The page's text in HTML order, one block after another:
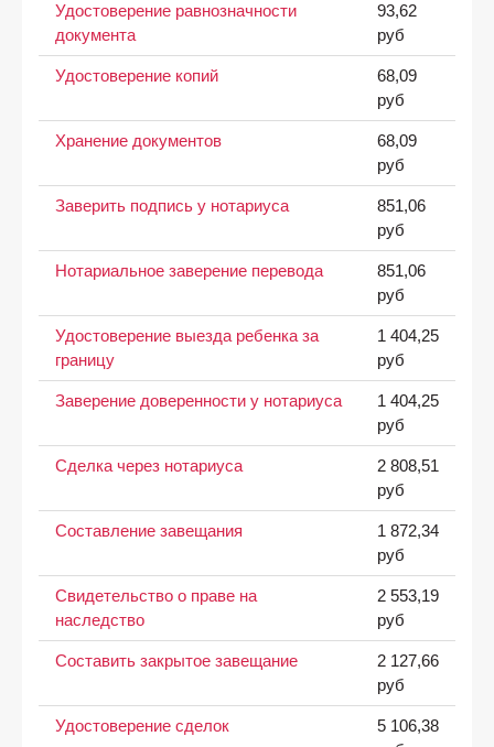
Удостоверение равнозначности
документа
93,62
руб
Удостоверение копий
68,09
руб
Хранение документов
68,09
руб
Заверить подпись у нотариуса
851,06
руб
Нотариальное заверение перевода
851,06
руб
Удостоверение выезда ребенка за
границу
1 404,25
руб
Заверение доверенности у нотариуса
1 404,25
руб
Сделка через нотариуса
2 808,51
руб
Составление завещания
1 872,34
руб
Свидетельство о праве на
наследство
2 553,19
руб
Составить закрытое завещание
2 127,66
руб
Удостоверение сделок
5 106,38